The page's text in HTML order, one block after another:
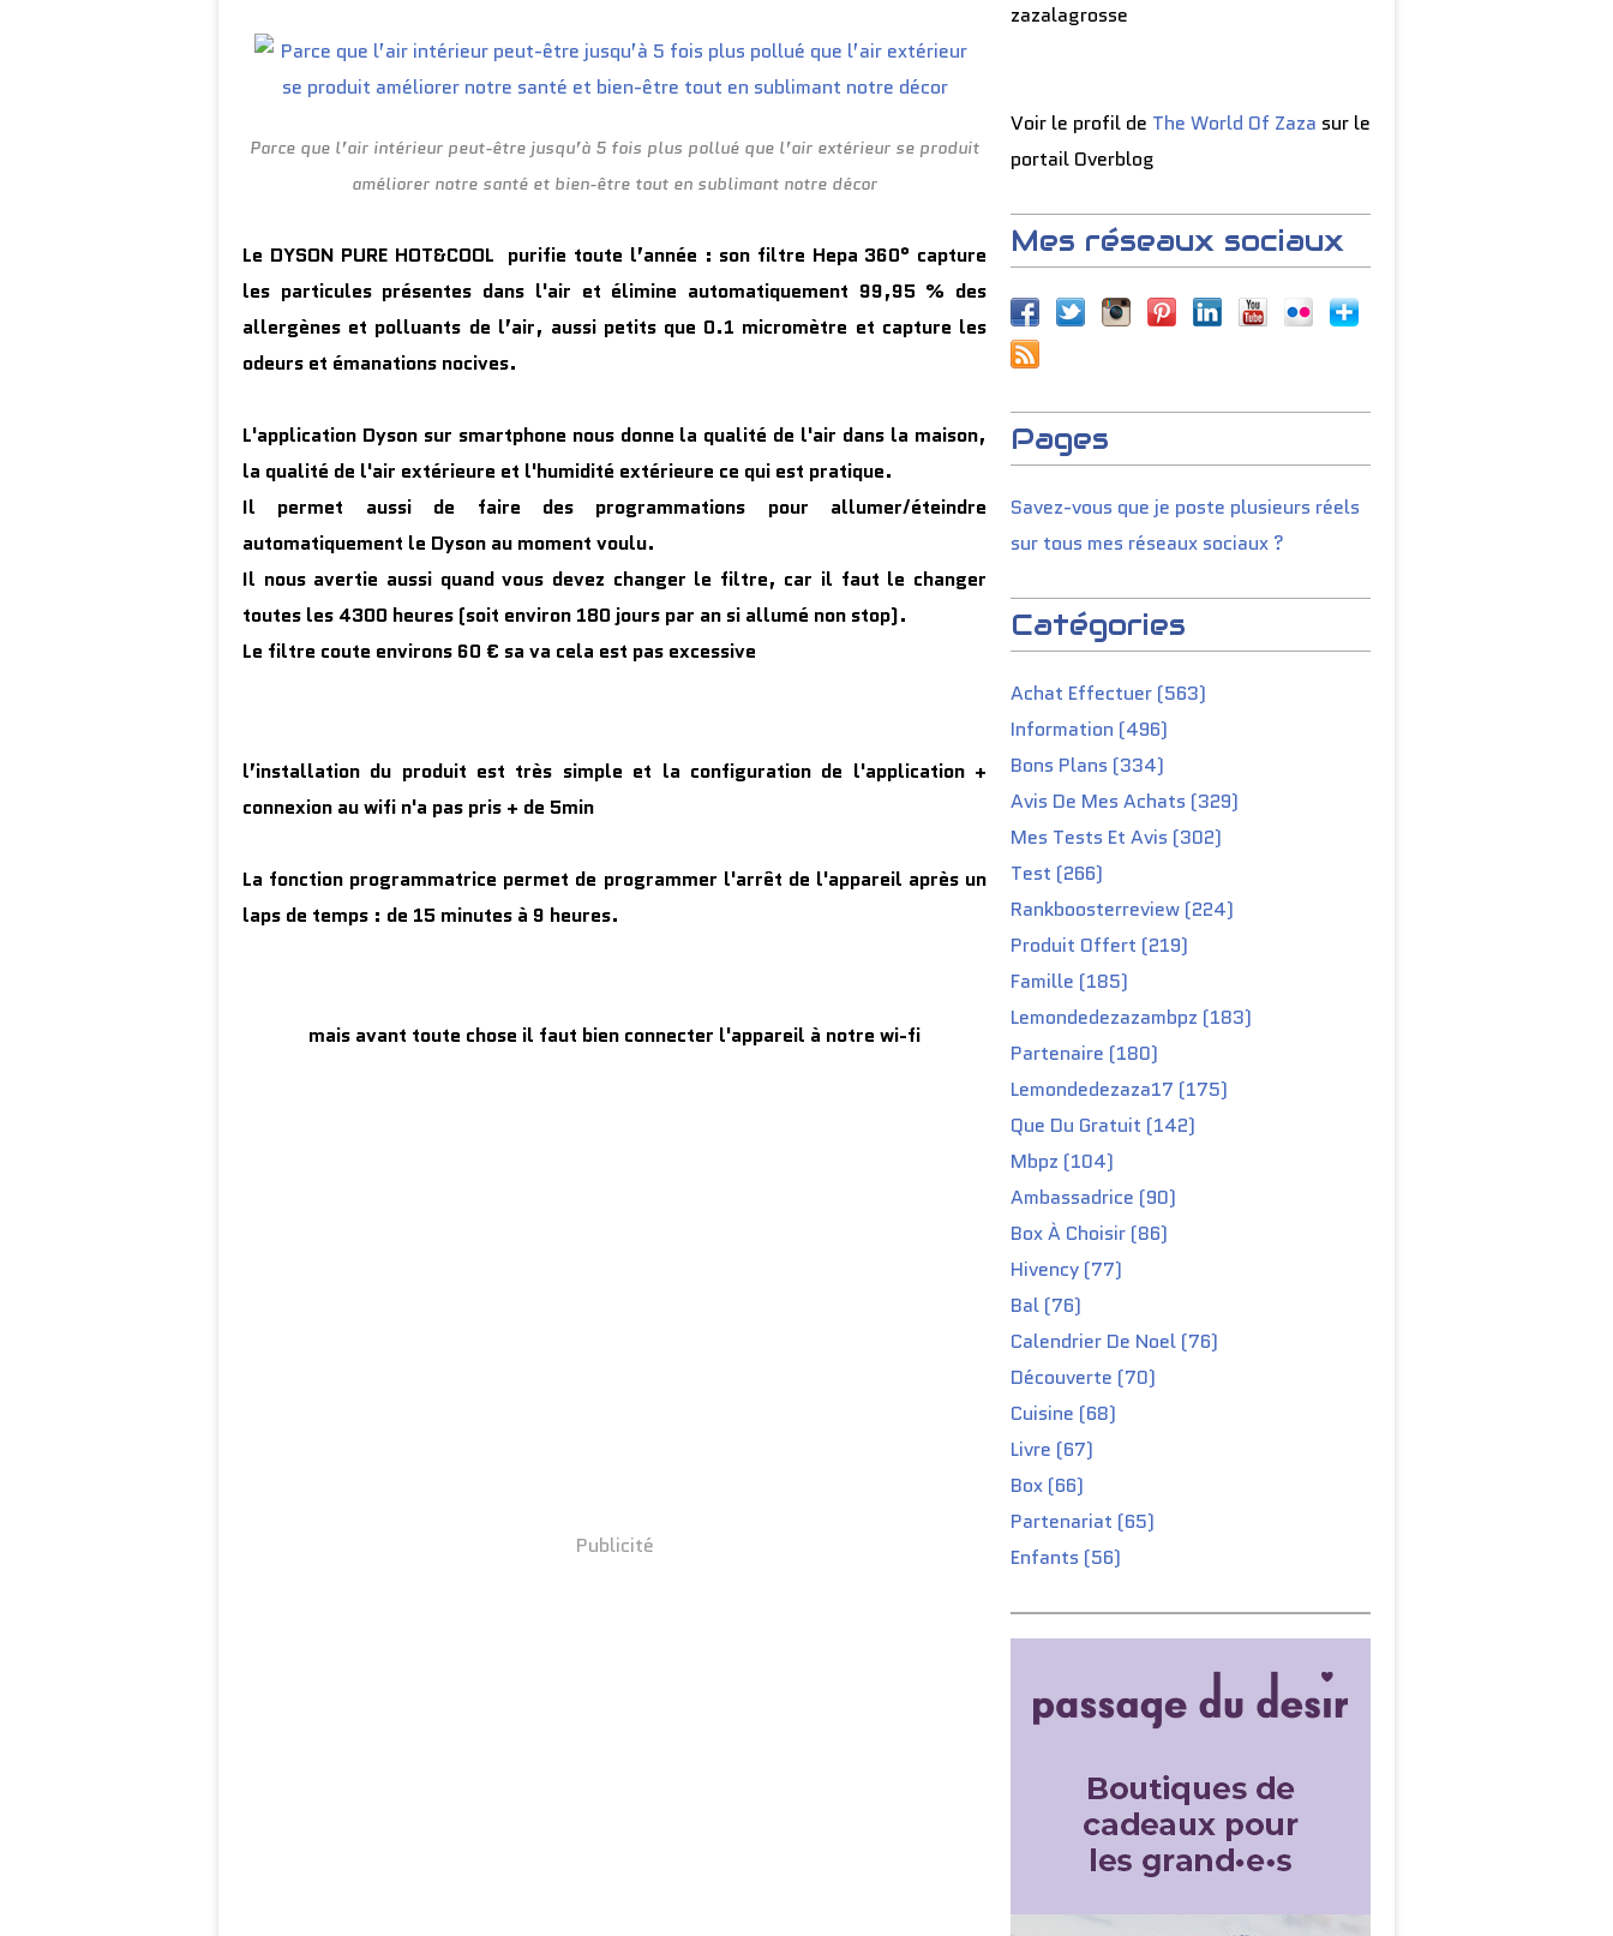
Parce que l’air intérieur peut-être jusqu’à 5 fois plus pollué que l’air extérieur se produit
améliorer notre santé et bien-être tout en sublimant notre décor
Le DYSON PURE HOT&COOL purifie toute l’année : son filtre Hepa 360° capture
les particules présentes dans l'air et élimine automatiquement 99,95 % des
allergènes et polluants de l’air, aussi petits que 0.1 micromètre et capture les
odeurs et émanations nocives.
L'application Dyson sur smartphone nous donne la qualité de l'air dans la maison,
la qualité de l'air extérieure et l'humidité extérieure ce qui est pratique.
Il permet aussi de faire des programmations pour allumer/éteindre
automatiquement le Dyson au moment voulu.
Il nous avertie aussi quand vous devez changer le filtre, car il faut le changer
toutes les 4300 heures (soit environ 180 jours par an si allumé non stop).
Le filtre coute environs 60 € sa va cela est pas excessive
l’installation du produit est très simple et la configuration de l'application +
connexion au wifi n'a pas pris + de 5min
La fonction programmatrice permet de programmer l'arrêt de l'appareil après un
laps de temps : de 15 minutes à 9 heures.
mais avant toute chose il faut bien connecter l'appareil à notre wi-fi
Publicité
zazalagrosse
Voir le profil de The World Of Zaza sur le
portail Overblog
Mes réseaux sociaux
Pages
Savez-vous que je poste plusieurs réels
sur tous mes réseaux sociaux ?
Catégories
Achat Effectuer (563)
Information (496)
Bons Plans (334)
Avis De Mes Achats (329)
Mes Tests Et Avis (302)
Test (266)
Rankboosterreview (224)
Produit Offert (219)
Famille (185)
Lemondedezazambpz (183)
Partenaire (180)
Lemondedezaza17 (175)
Que Du Gratuit (142)
Mbpz (104)
Ambassadrice (90)
Box À Choisir (86)
Hivency (77)
Bal (76)
Calendrier De Noel (76)
Découverte (70)
Cuisine (68)
Livre (67)
Box (66)
Partenariat (65)
Enfants (56)